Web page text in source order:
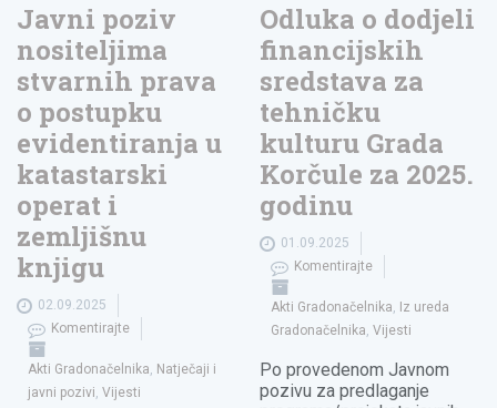
Javni poziv
nositeljima
stvarnih prava
o postupku
evidentiranja u
katastarski
operat i
zemljišnu
knjigu
02.09.2025
Komentirajte
Akti Gradonačelnika, Natječaji i
javni pozivi, Vijesti
Odluka o dodjeli
financijskih
sredstava za
tehničku
kulturu Grada
Korčule za 2025.
godinu
01.09.2025
Komentirajte
Akti Gradonačelnika, Iz ureda
Gradonačelnika,Vijesti
Po provedenom Javnom
pozivu za predlaganje